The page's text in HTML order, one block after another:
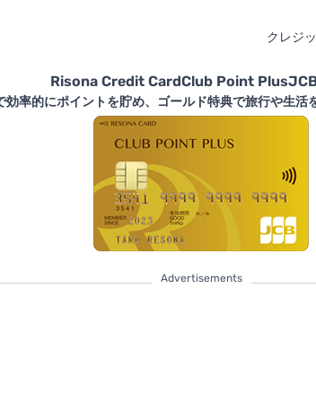
クレジ
Risona Credit CardClub Point
効率的にポイントを貯め、ゴールド特典で旅行や生活
Advertisements